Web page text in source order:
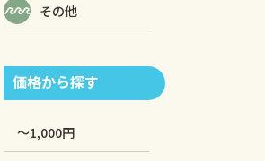
その他
価格から探す
～1,000円